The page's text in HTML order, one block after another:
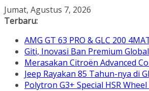
Skip
to
Jumat, Agustus 7, 2026
Terbaru:
AMG GT 63 PRO & GLC 200
Giti, Inovasi Ban Premium
Merasakan Citroën Advanced
Jeep Rayakan 85 Tahun-nya di
Polytron G3+ Special HSR Wheel